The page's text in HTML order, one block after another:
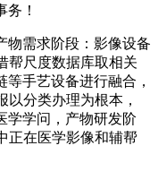
！
需求阶段：影像设备
帮尺度数据库取相关
手艺设备进行融合，
分类办理为根本，
学学问，产物研发阶
正在医学影像和辅帮